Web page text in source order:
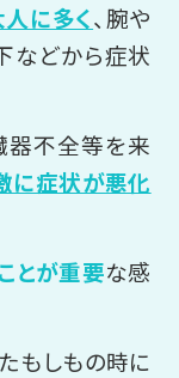
に多く、腕や
などから症状
器不全等を来
に症状が悪化
とが重要な感
もしもの時に